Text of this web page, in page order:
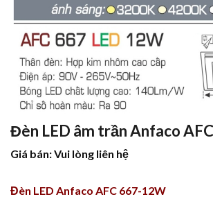
Đèn LED âm trần Anfaco
Giá bán: Vui lòng liên hệ
Đèn LED Anfaco AFC 667-12W